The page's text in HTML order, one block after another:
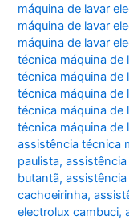
máquina de lavar
máquina de lavar
máquina de lavar
técnica máquina de
técnica máquina de
técnica máquina de
técnica máquina de
técnica máquina de
assistência técnica
paulista,
butantã,
cachoeirinha,
electrolux cambuci,